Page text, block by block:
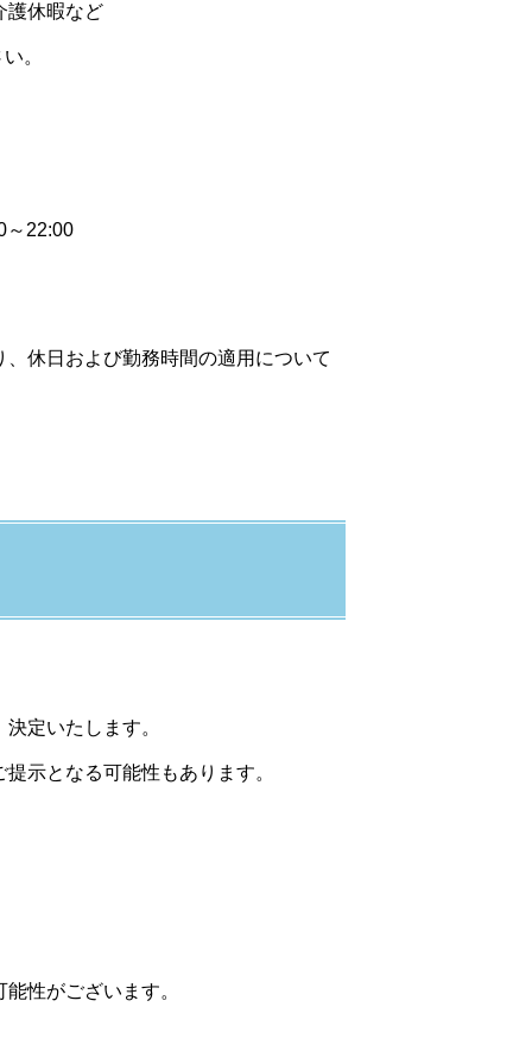
護休暇など
。
～22:00
休日および勤務時間の適用について
定いたします。
示となる可能性もあります。
性がございます。